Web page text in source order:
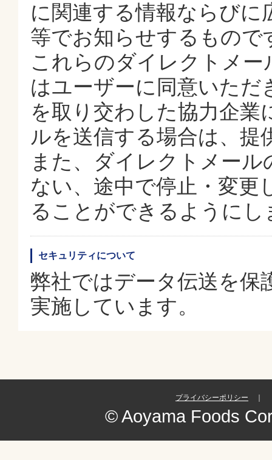
に関連する情報ならびに
等でお知らせするもので
これらのダイレクトメ
はユーザーに同意いただ
を取り交わした協力企
ルを送信する場合は、提
また、ダイレクトメー
ない、途中で停止・変更
ることができるようにし
セキュリティについて
弊社ではデータ伝送を保
実施しています。
プライバシーポリシー
© Aoyama Foods